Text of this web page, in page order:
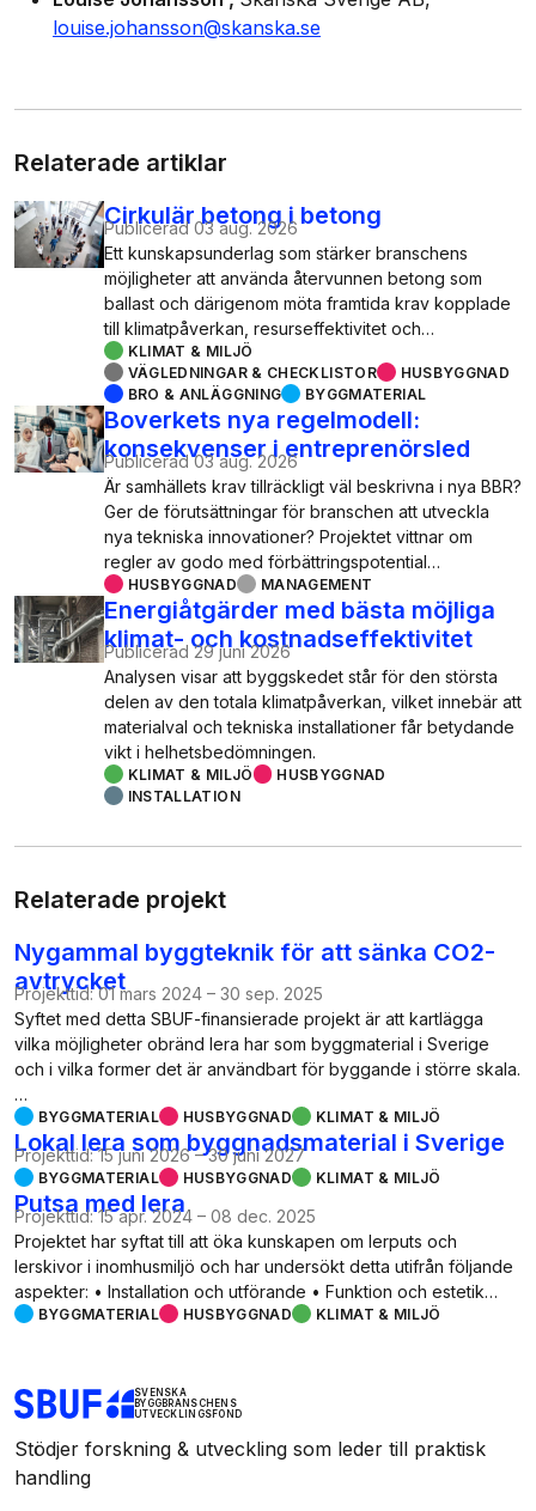
louise.johansson@skanska.se
Relaterade artiklar
Cirkulär betong i betong
Publicerad 03 aug. 2026
Ett kunskapsunderlag som stärker branschens
möjligheter att använda återvunnen betong som
ballast och därigenom möta framtida krav kopplade
till klimatpåverkan, resurseffektivitet och…
KLIMAT & MILJÖ
VÄGLEDNINGAR & CHECKLISTOR
HUSBYGGNAD
BRO & ANLÄGGNING
BYGGMATERIAL
Boverkets nya regelmodell:
konsekvenser i entreprenörsled
Publicerad 03 aug. 2026
Är samhällets krav tillräckligt väl beskrivna i nya BBR?
Ger de förutsättningar för branschen att utveckla
nya tekniska innovationer? Projektet vittnar om
regler av godo med förbättringspotential…
HUSBYGGNAD MANAGEMENT
Energiåtgärder med bästa möjliga
klimat- och kostnadseffektivitet
Publicerad 29 juni 2026
Analysen visar att byggskedet står för den största
delen av den totala klimatpåverkan, vilket innebär att
materialval och tekniska installationer får betydande
vikt i helhetsbedömningen.
KLIMAT & MILJÖ
HUSBYGGNAD
INSTALLATION
Relaterade projekt
Nygammal byggteknik för att sänka CO2-
avtrycket
Projekttid: 01 mars 2024 – 30 sep. 2025
Syftet med detta SBUF-finansierade projekt är att kartlägga
vilka möjligheter obränd lera har som byggmaterial i Sverige
och i vilka former det är användbart för byggande i större skala.
…
BYGGMATERIAL HUSBYGGNAD KLIMAT & MILJÖ
Lokal lera som byggnadsmaterial i Sverige
Projekttid: 15 juni 2026 – 30 juni 2027
BYGGMATERIAL HUSBYGGNAD KLIMAT & MILJÖ
Putsa med lera
Projekttid: 15 apr. 2024 – 08 dec. 2025
Projektet har syftat till att öka kunskapen om lerputs och
lerskivor i inomhusmiljö och har undersökt detta utifrån följande
aspekter: • Installation och utförande • Funktion och estetik…
BYGGMATERIAL HUSBYGGNAD KLIMAT & MILJÖ
SVENSKA
BYGGBRANSCHENS
UTVECKLINGSFOND
Stödjer forskning & utveckling som leder till praktisk
handling